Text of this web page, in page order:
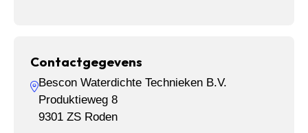
Contactgegevens
Bescon Waterdichte Technieken B.V.
Produktieweg 8
9301 ZS Roden